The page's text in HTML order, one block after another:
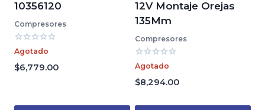
10356120
Compresores
Valorado
con
0
de
Agotado
$6,779.00
12V Montaje Orejas
135Mm
Compresores
Valorado
con
0
de
Agotado
$8,294.00